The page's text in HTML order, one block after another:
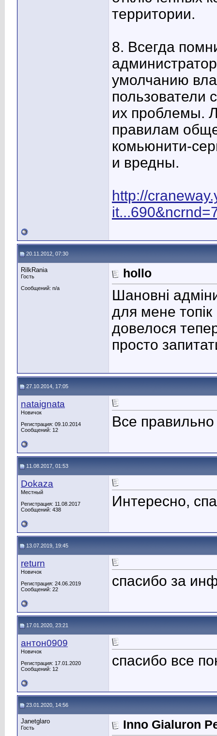
территории.
8. Всегда
умолчанию
пользователи
их проблемы.
правилам
комьюнити-
и вредны.
http://
20.11.2012, 07:30
RilkRania
Гость
Сообщений: n/a
hollo
Шановні
для мене
довелося
просто
27.10.2014, 17:05
nataignata
Новичок
Регистрация: 09.10.2014
Сообщений: 12
Все
11.08.2017, 01:53
Dokaza
Местный
Регистрация: 11.08.2017
Сообщений: 438
Интересно,
13.07.2019, 19:45
return
Новичок
Регистрация: 24.06.2019
Сообщений: 22
спасибо за
17.01.2020, 23:21
антон0909
Новичок
Регистрация: 17.01.2020
Сообщений: 12
спасибо все
23.01.2020, 14:56
Janetglaro
Гость
Inno Gialuron